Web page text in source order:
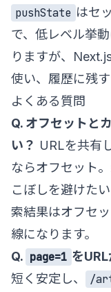
pushState はセ
で、低レベル挙
りますが、
使い、履歴に残
よくある質問
Q. オフセットと
い？ URLを共有
ならオフセット
こぼしを避けた
索結果はオフセ
線になります。
Q. page=1 を
短く安定し、
/